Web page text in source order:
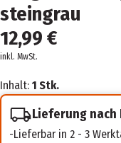
steingrau
12,99 €
inkl. MwSt.
Inhalt: 1 Stk.
Lieferung nach
Lieferbar in 2 - 3